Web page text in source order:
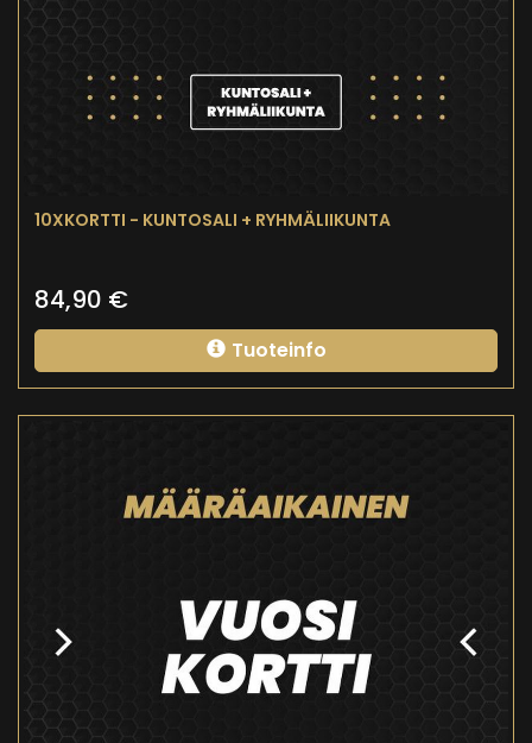
10XKORTTI - KUNTOSALI + RYHMÄLIIKUNTA
84,90 €
Tuoteinfo